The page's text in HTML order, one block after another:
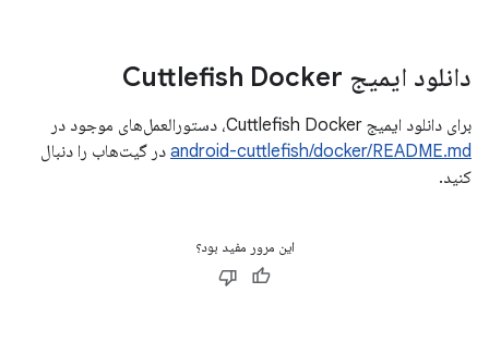
دانلود ایمیج Cuttlefish Docker
برای دانلود ایمیج Cuttlefish Docker، دستورالعمل‌های موجود در
android-cuttlefish/docker/README.md در گیت‌هاب را دنبال
کنید.
این مرور مفید بود؟